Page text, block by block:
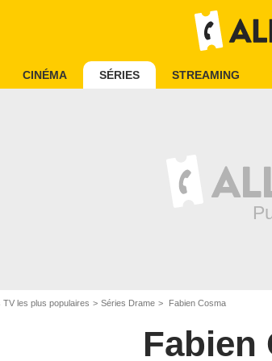
CINÉMA SÉRIES STREAMING
TV les plus populaires Séries Drame Fabien Cosma
Fabien